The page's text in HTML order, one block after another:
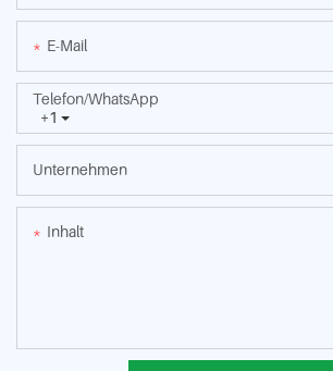
E-Mail
+1
Telefon/WhatsApp
Unternehmen
Inhalt